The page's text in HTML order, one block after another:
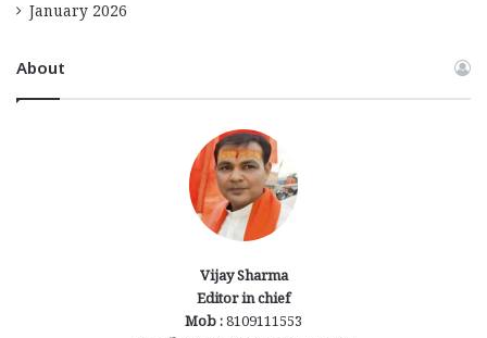
January 2026
About
Vijay Sharma
Editor in chief
Mob :8109111553